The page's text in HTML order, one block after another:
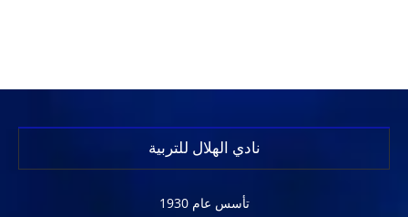
نادي الهلال للتربية
تأسس عام 1930